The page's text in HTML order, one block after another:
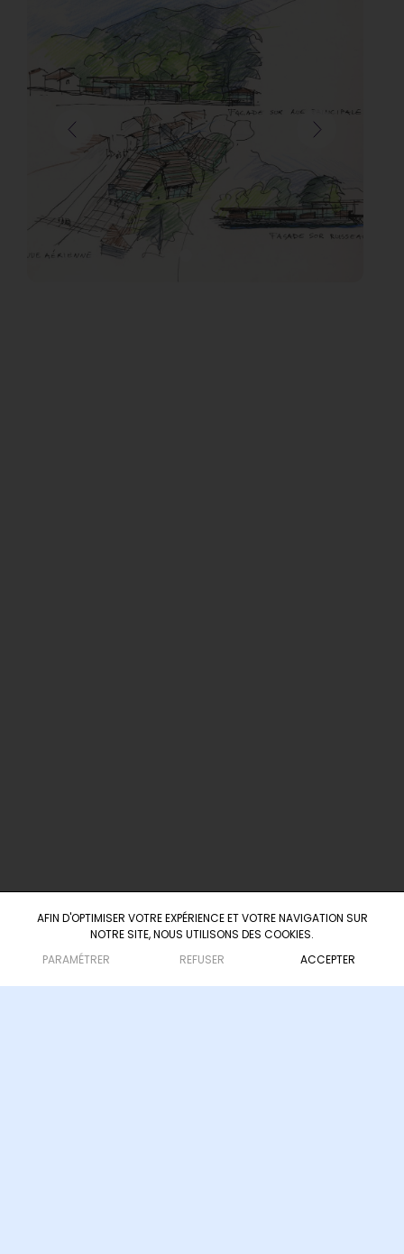
Communauté d’Agglomération de Blois
AFIN D'OPTIMISER VOTRE EXPÉRIENCE ET VOTRE NAVIGATION SUR
NOTRE SITE, NOUS UTILISONS DES COOKIES.
PARAMÉTRER
REFUSER ACCEPTER
Agence d'ingénierie culturelle & touristique
— depuis 2008